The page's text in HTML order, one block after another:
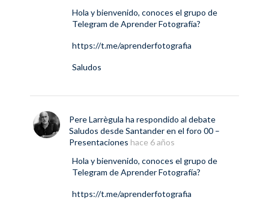
Hola y bienvenido, conoces el grupo de
Telegram de Aprender Fotografía?
https://t.me/aprenderfotografia
Saludos
Pere Larrègula ha respondido al debate
Saludos desde Santanderen el foro 00 –
Presentaciones hace 6 años
Hola y bienvenido, conoces el grupo de
Telegram de Aprender Fotografía?
https://t.me/aprenderfotografia